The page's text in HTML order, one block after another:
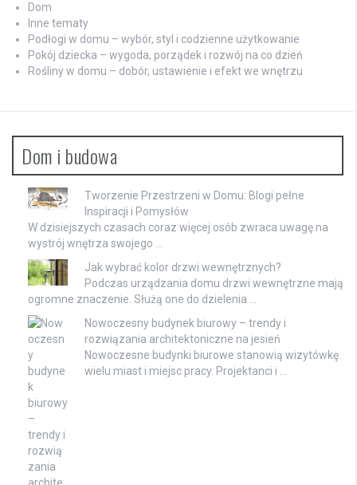
Dom
Inne tematy
Podłogi w domu – wybór, styl i codzienne użytkowanie
Pokój dziecka – wygoda, porządek i rozwój na co dzień
Rośliny w domu – dobór, ustawienie i efekt we wnętrzu
Dom i budowa
Tworzenie Przestrzeni w Domu: Blogi pełne
Inspiracji i Pomysłów
W dzisiejszych czasach coraz więcej osób zwraca uwagę na
wystrój wnętrza swojego …
Jak wybrać kolor drzwi wewnętrznych?
Podczas urządzania domu drzwi wewnętrzne mają
ogromne znaczenie. Służą one do dzielenia …
Nowoczesny budynek biurowy – trendy i
rozwiązania architektoniczne na jesień
Nowoczesne budynki biurowe stanowią wizytówkę
wielu miast i miejsc pracy. Projektanci i …